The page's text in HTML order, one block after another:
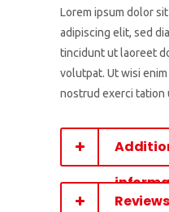
Lorem ipsum dolor
adipiscing elit, sed
tincidunt ut laoreet
volutpat. Ut wisi enim
nostrud exerci tation